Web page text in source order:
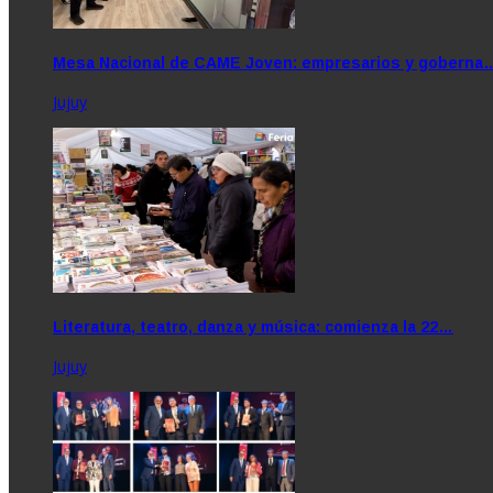
Mesa Nacional de CAME Joven: empresarios y
Jujuy
Literatura, teatro, danza y música: comienza la 22…
Jujuy